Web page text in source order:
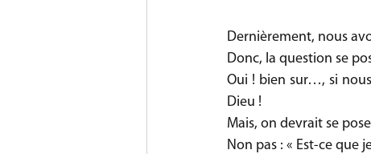
Dernièrement, nous
Donc, la question se
Oui ! bien sur…, si
Dieu !
Mais, on devrait se
Non pas : « Est-ce que